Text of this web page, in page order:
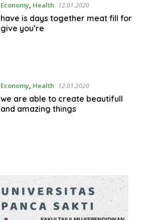
Economy, Health 12.01.2020
have is days together meat fill for
give you’re
Economy, Health 12.01.2020
we are able to create beautifull
and amazing things